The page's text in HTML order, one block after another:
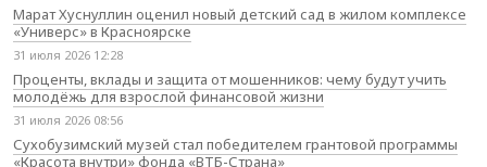
Марат Хуснуллин оценил новый детский сад в жилом комплексе
«Универс» в Красноярске
31 июля 2026 12:28
Проценты, вклады и защита от мошенников: чему будут учить
молодёжь для взрослой финансовой жизни
31 июля 2026 08:56
Сухобузимский музей стал победителем грантовой программы
«Красота внутри» фонда «ВТБ-Страна»